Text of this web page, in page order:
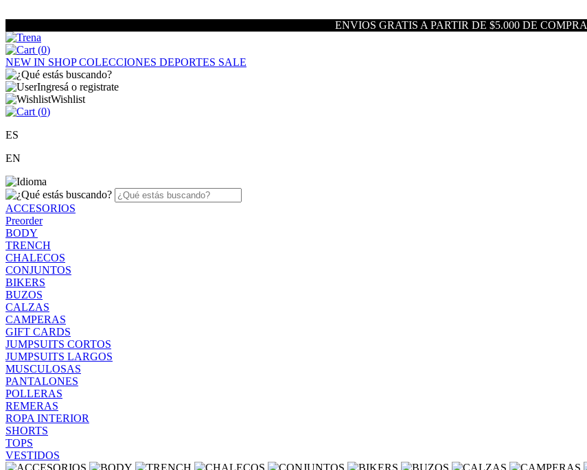
ENVIOS GRATIS A PARTIR DE $5.000 DE COMPRA
(0)
NEW IN SHOPCOLECCIONES DEPORTES SALE
Ingresá o registrate
Wishlist
(0)
ES
EN
ACCESORIOS
Preorder
BODY
TRENCH
CHALECOS
CONJUNTOS
BIKERS
BUZOS
CALZAS
CAMPERAS
GIFT CARDS
JUMPSUITS CORTOS
JUMPSUITS LARGOS
MUSCULOSAS
PANTALONES
POLLERAS
REMERAS
ROPA INTERIOR
SHORTS
TOPS
VESTIDOS